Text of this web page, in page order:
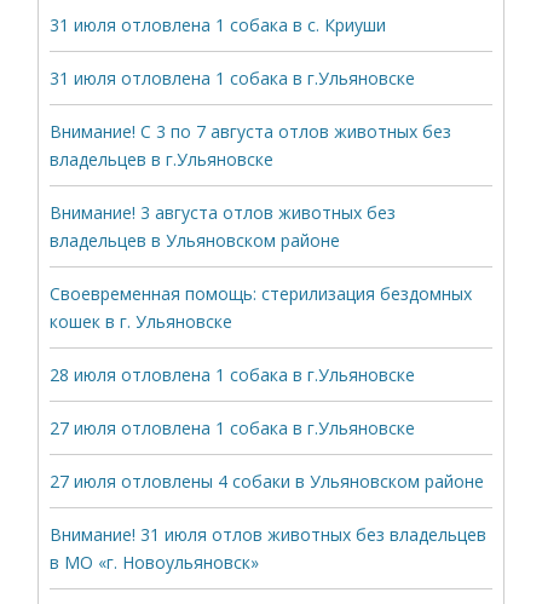
31 июля отловлена 1 собака в с. Криуши
31 июля отловлена 1 собака в г.Ульяновске
Внимание! С 3 по 7 августа отлов животных без
владельцев в г.Ульяновске
Внимание! 3 августа отлов животных без
владельцев в Ульяновском районе
Своевременная помощь: стерилизация бездомных
кошек в г. Ульяновске
28 июля отловлена 1 собака в г.Ульяновске
27 июля отловлена 1 собака в г.Ульяновске
27 июля отловлены 4 собаки в Ульяновском районе
Внимание! 31 июля отлов животных без владельцев
в МО «г. Новоульяновск»